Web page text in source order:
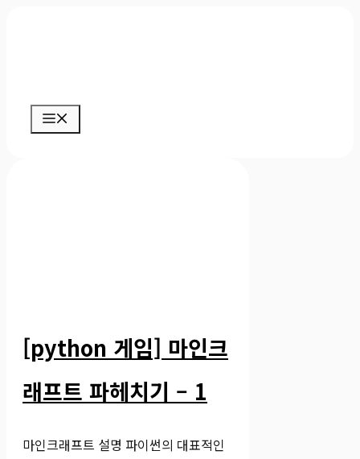
[python 게임] 마인크
래프트 파헤치기 – 1
마인크래프트 설명 파이썬의 대표적인